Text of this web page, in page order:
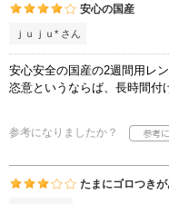
安心の国産
ｊｕｊｕ* さん
安心安全の国産の2週間用レン
恣意というならば、長時間付
参考になりましたか？
たまにゴロつきが